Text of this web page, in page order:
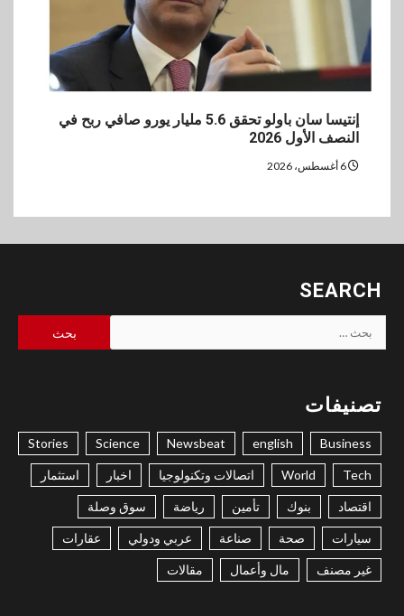
إنتيسا سان باولو تحقق 5.6 مليار يورو صافي ربح في
النصف الأول 2026
SEARCH
البحث
عن:
تصنيفات
Business
english
Newsbeat
Science
Stories
Tech
World اتصالات وتكنولوجيا اخبار استثمار
اقتصاد بنوك تأمين رياضة سوق وصلة
سيارات صحة صناعة عربي ودولي عقارات
غير مصنف مال وأعمال مقالات